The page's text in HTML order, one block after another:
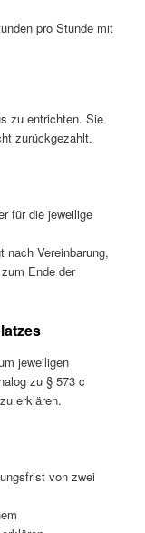
pro Stunde mit
zu entrichten. Sie
zurückgezahlt.
für die jeweilige
nach Vereinbarung,
Ende der
jeweiligen
zu § 573 c
erklären.
von zwei